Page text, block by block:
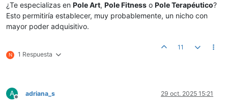
¿Te especializas en Pole Art, Pole Fitness o Pole Terapéutico?
Esto permitiría establecer, muy probablemente, un nicho con
mayor poder adquisitivo.
N 1 Respuesta
11
A
Desconectado
adriana_s 29 oct. 2025 15:21